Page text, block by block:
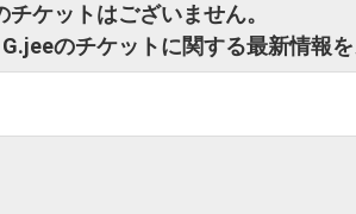
ケットはございません。
のチケットに関する最新情報を